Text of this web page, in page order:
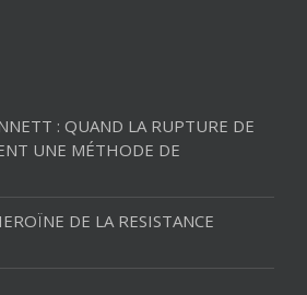
: QUAND LA RUPTURE DE
UNE MÉTHODE DE
DE LA RESISTANCE